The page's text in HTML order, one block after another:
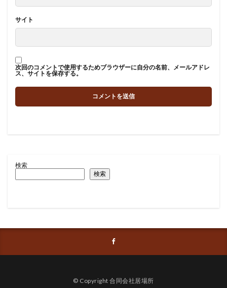
サイト
次回のコメントで使用するためブラウザーに自分の名前、メールアドレ
ス、サイトを保存する。
検索
検索
© Copyright 合同会社居場所